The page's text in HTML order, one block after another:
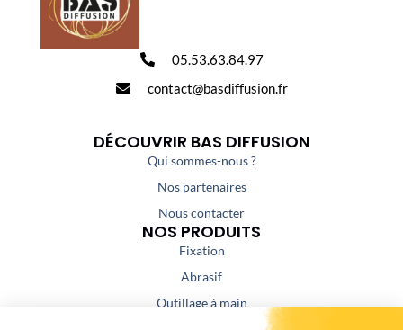
05.53.63.84.97
contact@basdiffusion.fr
DÉCOUVRIR BAS DIFFUSION
Qui sommes-nous ?
Nos partenaires
Nous contacter
NOS PRODUITS
Fixation
Abrasif
Outillage à main